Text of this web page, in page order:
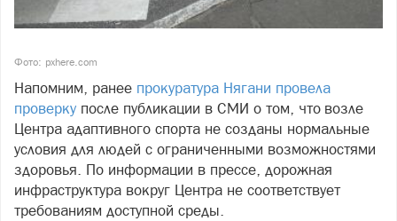
Фото: pxhere.com
Напомним, ранее прокуратура Нягани провела
проверку после публикации в СМИ о том, что возле
Центра адаптивного спорта не созданы нормальные
условия для людей с ограниченными возможностями
здоровья. По информации в прессе, дорожная
инфраструктура вокруг Центра не соответствует
требованиям доступной среды.